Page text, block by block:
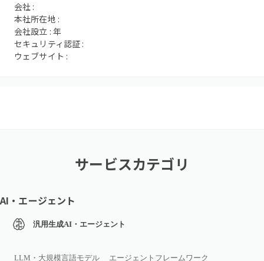
会社 :
本社所在地 :
会社設立 : 年
セキュリティ認証 :
ウェブサイト :
サービスカテゴリ
AI・エージェント
汎用生成AI・エージェント
LLM・大規模言語モデル エージェントフレームワーク